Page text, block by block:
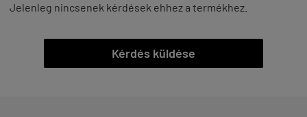
Jelenleg nincsenek kérdések ehhez a termékhez.
Kérdés küldése